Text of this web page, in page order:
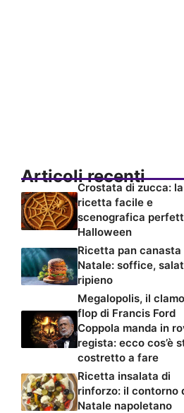
Articoli recenti
Crostata di zucca: la
ricetta facile e
scenografica
Halloween
Ricetta pan canasta
Natale: soffice,
ripieno
Megalopolis, il
flop di Francis Ford
Coppola manda in
regista: ecco cos’è
costretto a fare
Ricetta insalata di
rinforzo: il contorno
Natale napoletano